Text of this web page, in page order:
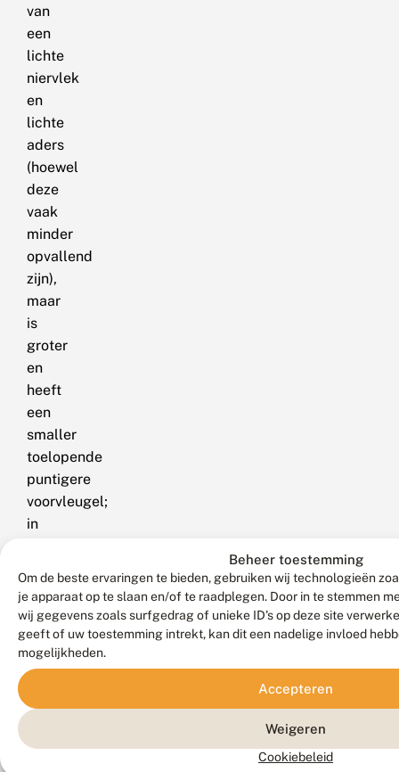
Beheer toestemming
Om de beste ervaringen te bieden, gebruiken wij technologieën
je apparaat op te slaan en/of te raadplegen. Door in te stemmen
wij gegevens zoals surfgedrag of unieke ID's op deze site
geeft of uw toestemming intrekt, kan dit een nadelige invloed
mogelijkheden.
Accepteren
Weigeren
Cookiebeleid
van
een
lichte
niervlek
en
lichte
aders
(hoewel
deze
vaak
minder
opvallend
zijn),
maar
is
groter
en
heeft
een
smaller
toelopende
puntigere
voorvleugel;
in
zoomveld
bevindt
zich
een
doorgaans
begrensde
band,